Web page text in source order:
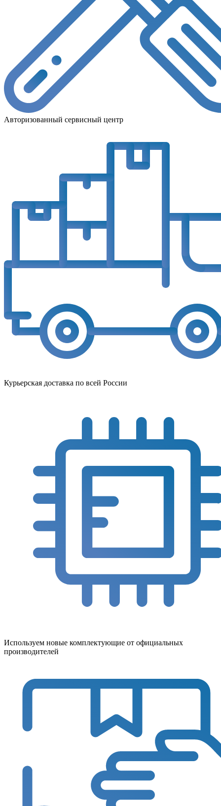
Авторизованный сервисный центр
Курьерская доставка по всей России
Используем новые комплектующие от официальных
производителей